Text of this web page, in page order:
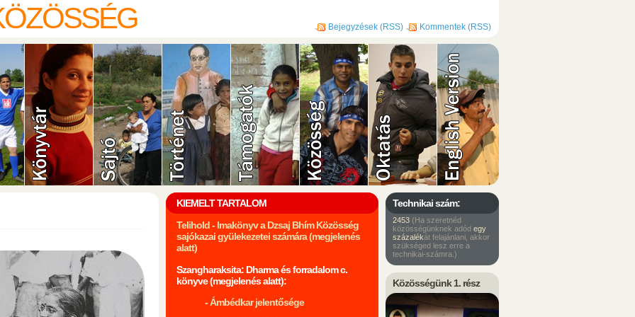
Bejegyzések (RSS) Kommentek (RSS)
Technikai szám:
2453 (Ha szeretnéd
közösségünknek adód egy
százalékát felajánlani, akkor
szükséged lesz erre a
technikai-számra.)
Közösségünk 1. rész
KIEMELT TARTALOM
Telihold - Imakönyv a Dzsaj Bhím Közösség
sajókazai gyülekezetei számára (megjelenés
alatt)
Szangharaksita: Dharma és forradalom c.
könyve (megjelenés alatt):
- Ámbédkar jelentősége